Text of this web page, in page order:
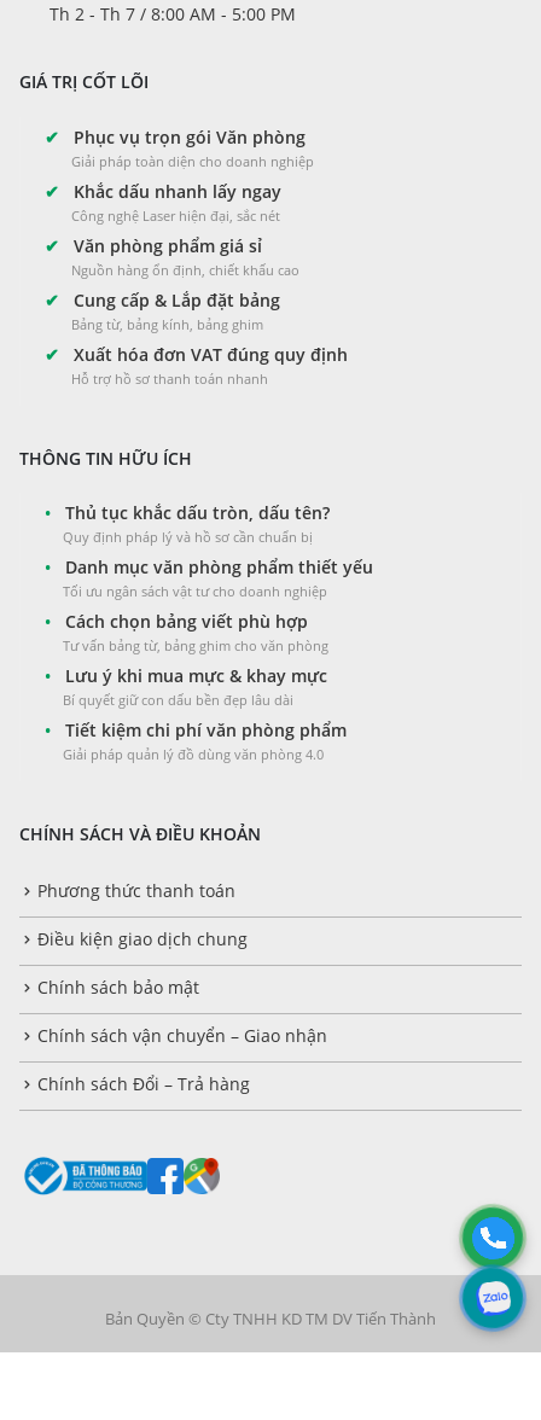
Th 2 - Th 7 / 8:00 AM - 5:00 PM
GIÁ TRỊ CỐT LÕI
✔ Phục vụ trọn gói Văn phòng
Giải pháp toàn diện cho doanh nghiệp
✔ Khắc dấu nhanh lấy ngay
Công nghệ Laser hiện đại, sắc nét
✔ Văn phòng phẩm giá sỉ
Nguồn hàng ổn định, chiết khấu cao
✔ Cung cấp & Lắp đặt bảng
Bảng từ, bảng kính, bảng ghim
✔ Xuất hóa đơn VAT đúng quy định
Hỗ trợ hồ sơ thanh toán nhanh
THÔNG TIN HỮU ÍCH
• Thủ tục khắc dấu tròn, dấu tên?
Quy định pháp lý và hồ sơ cần chuẩn bị
• Danh mục văn phòng phẩm thiết yếu
Tối ưu ngân sách vật tư cho doanh nghiệp
• Cách chọn bảng viết phù hợp
Tư vấn bảng từ, bảng ghim cho văn phòng
• Lưu ý khi mua mực & khay mực
Bí quyết giữ con dấu bền đẹp lâu dài
• Tiết kiệm chi phí văn phòng phẩm
Giải pháp quản lý đồ dùng văn phòng 4.0
CHÍNH SÁCH VÀ ĐIỀU KHOẢN
Phương thức thanh toán
Điều kiện giao dịch chung
Chính sách bảo mật
Chính sách vận chuyển – Giao nhận
Chính sách Đổi – Trả hàng
Bản Quyền © Cty TNHH KD TM DV Tiến Thành